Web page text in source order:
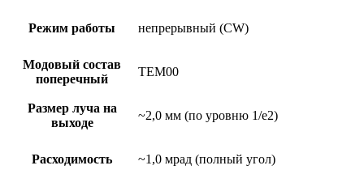
Режим работы непрерывный (CW)
Модовый состав
поперечный
TEM00
Размер луча на
выходе
~2,0 мм (по уровню 1/e2)
Расходимость ~1,0 мрад (полный угол)